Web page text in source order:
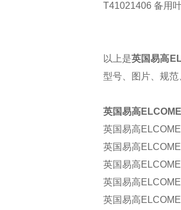
T41021406 备用
以上是英国易高
型号、图片、规
英国易高
英国易高
英国易高
英国易高
英国易高
英国易高